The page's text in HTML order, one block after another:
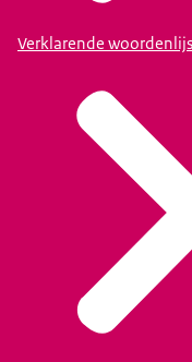
Verklarende